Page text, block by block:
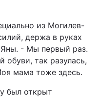
из Могилев-
держа в руках
- Мы первый раз.
обуви, так разулась,
мама тоже здесь.
был открыт